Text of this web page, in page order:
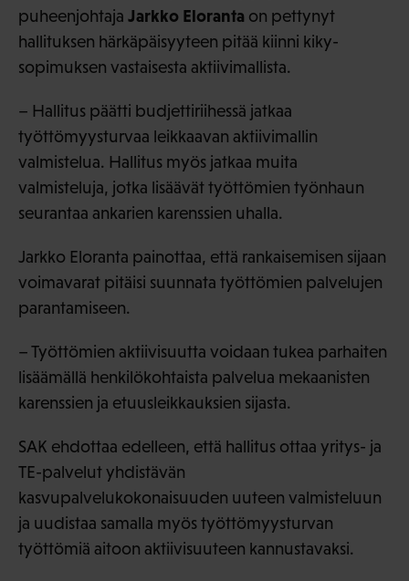
puheenjohtaja Jarkko Eloranta on pettynyt
hallituksen härkäpäisyyteen pitää kiinni kiky-
sopimuksen vastaisesta aktiivimallista.
– Hallitus päätti budjettiriihessä jatkaa
työttömyysturvaa leikkaavan aktiivimallin
valmistelua. Hallitus myös jatkaa muita
valmisteluja, jotka lisäävät työttömien työnhaun
seurantaa ankarien karenssien uhalla.
Jarkko Eloranta painottaa, että rankaisemisen sijaan
voimavarat pitäisi suunnata työttömien palvelujen
parantamiseen.
– Työttömien aktiivisuutta voidaan tukea parhaiten
lisäämällä henkilökohtaista palvelua mekaanisten
karenssien ja etuusleikkauksien sijasta.
SAK ehdottaa edelleen, että hallitus ottaa yritys- ja
TE-palvelut yhdistävän
kasvupalvelukokonaisuuden uuteen valmisteluun
ja uudistaa samalla myös työttömyysturvan
työttömiä aitoon aktiivisuuteen kannustavaksi.